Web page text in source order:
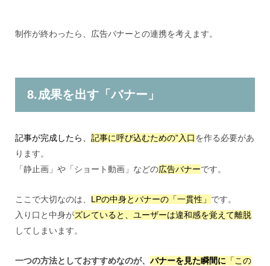
制作が終わったら、広告バナーとの連携を考えます。
8.成果を出す「バナー」
記事が完成したら、 記事に呼び込むための”入口を作る必要があ
ります。
「静止画」や「ショート動画」などの広告バナーです。
ここで大切なのは、 LPの中身とバナーの「一貫性」 です。
入り口と中身がズレていると、ユーザーは違和感を覚えて離脱
してしまいます。
一つの方法としておすすめなのが、 バナーを見た瞬間に 「この